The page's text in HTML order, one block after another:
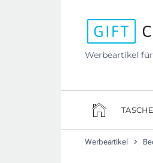
Werbeartikel
Werbeartikel